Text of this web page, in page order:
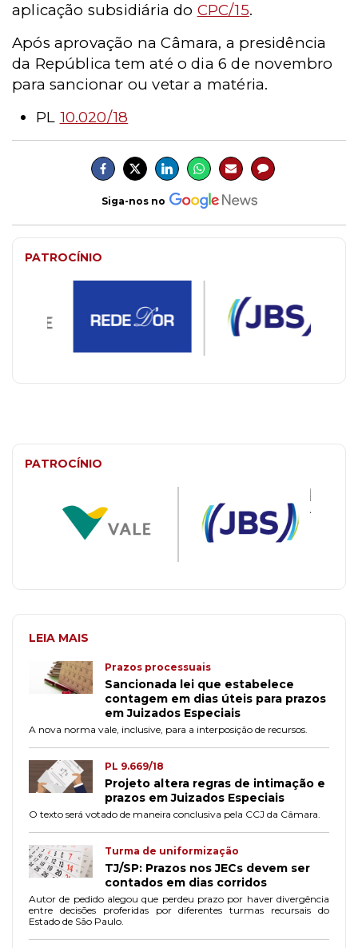
aplicação subsidiária do CPC/15.
Após aprovação na Câmara, a presidência
da República tem até o dia 6 de novembro
para sancionar ou vetar a matéria.
PL 10.020/18
Siga-nos no
PATROCÍNIO
PATROCÍNIO
LEIA MAIS
Prazos processuais
Sancionada lei que estabelece
contagem em dias úteis para prazos
em Juizados Especiais
A nova norma vale, inclusive, para a interposição de recursos.
PL 9.669/18
Projeto altera regras de intimação e
prazos em Juizados Especiais
O texto será votado de maneira conclusiva pela CCJ da Câmara.
Turma de uniformização
TJ/SP: Prazos nos JECs devem ser
contados em dias corridos
Autor de pedido alegou que perdeu prazo por haver divergência
entre decisões proferidas por diferentes turmas recursais do
Estado de São Paulo.